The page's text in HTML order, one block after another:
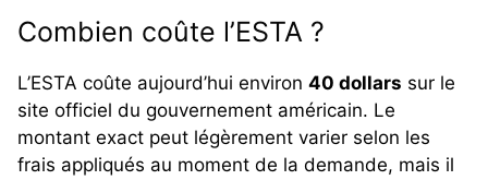
Combien coûte l’ESTA ?
L’ESTA coûte aujourd’hui environ 40 dollars sur le
site officiel du gouvernement américain. Le
montant exact peut légèrement varier selon les
frais appliqués au moment de la demande, mais il